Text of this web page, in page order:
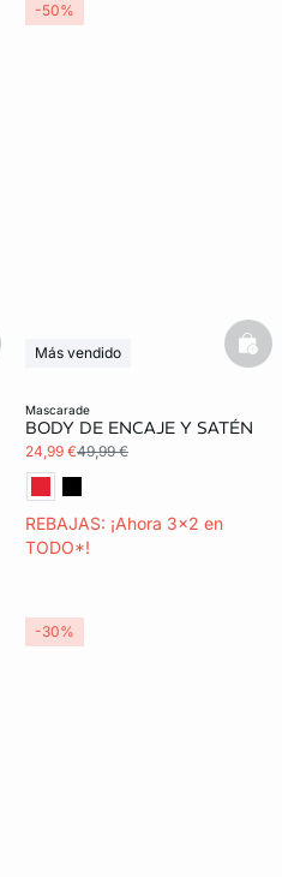
mascarade
BODY DE ENCAJE Y SATÉN
24,99 €49,99 €
REBAJAS: ¡Ahora 3x2 en
TODO*!
Más vendido
Exclu Web
-50%
-30%